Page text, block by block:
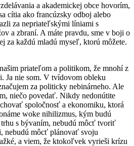
a akademickej obce hovorím,
cítia ako francúzsky odboj alebo
za nepriateľskými líniami s
a zbraní. A máte pravdu, sme v boji o
za každú mladú myseľ, ktorú môžete.
priateľom a politikom, že mnohí z
Ja nie som. V tvídovom obleku
za politicky nebinárneho. Ale
niečo povedať. Nikdy nedonútite
spoločnosť a ekonomiku, ktorá
woke nihilizmus, kým budú
s bývaním, nebudú môcť tvoriť
nebudú môcť plánovať svoju
a viem, že ktokoľvek vyrieši krízu